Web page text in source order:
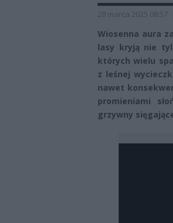
28 marca 2025 08:57
Wiosenna aura
lasy kryją nie
których wielu
z leśnej
nawet
promieniami
grzywny